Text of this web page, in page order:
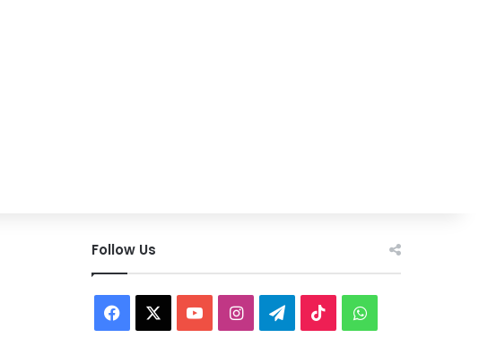
Follow Us
Facebook You InstagramTelegram
TikTokWhatsApp